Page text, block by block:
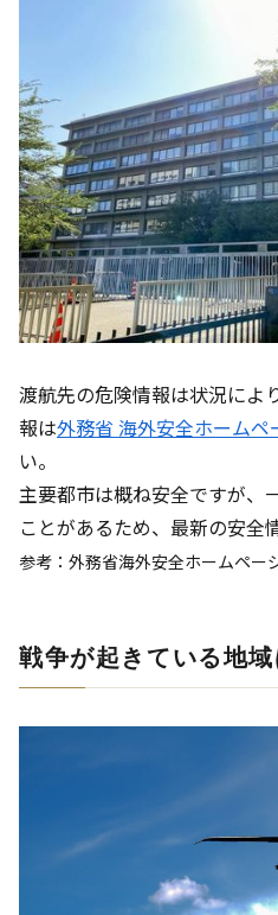
渡航先の危険情報は状況によ
報は外務省 海外安全ホームペ
い。
主要都市は概ね安全ですが、
ことがあるため、最新の安全
参考：外務省海外安全ホームペー
戦争が起きている地域